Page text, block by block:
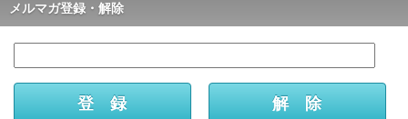
メルマガ登録・解除